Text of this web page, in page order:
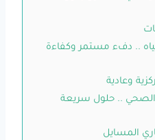
.. دفء مستمر وكفاءة
وعادية
.. حلول سريعة
المسايل